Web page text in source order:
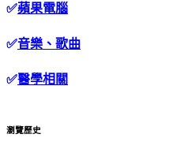
✅蘋果電腦
✅音樂、歌曲
✅醫學相關
瀏覽歷史